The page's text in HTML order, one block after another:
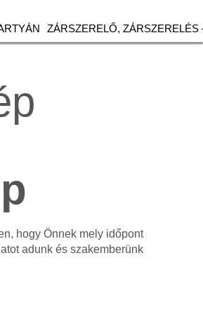
ZÁRSZERELŐ, ZÁRSZERELÉS
hogy Önnek mely időpont
adunk és szakemberünk